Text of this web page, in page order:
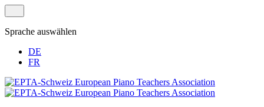
Sprache auswählen
DE
FR